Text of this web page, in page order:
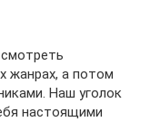
жанрах, а потом
Наш уголок
настоящими